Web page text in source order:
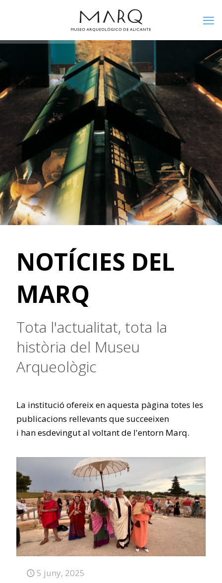
NOTÍCIES DEL
MARQ
Tota l'actualitat, tota la
història del Museu
Arqueològic
La institució ofereix en aquesta pàgina totes les
publicacions rellevants que succeeixen
i han esdevingut al voltant de l'entorn Marq.
5 juny, 2025